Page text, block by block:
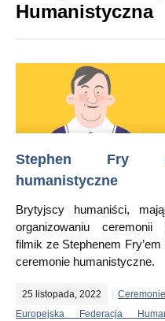
Humanistyczna
Stephen Fry
humanistyczne
Brytyjscy humaniści,
organizowaniu ceremonii
filmik ze Stephenem
ceremonie humanistyczne.
25 listopada, 2022
Europejska Federacja